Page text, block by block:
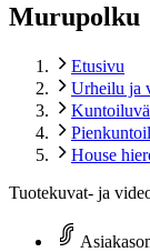
Murupolku
Etusivu
Urheilu ja
House
Tuotekuvat- ja